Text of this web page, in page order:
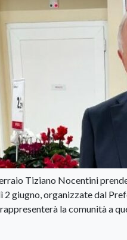
Tiziano Nocentini
giugno, organizzate dal
la comunità a